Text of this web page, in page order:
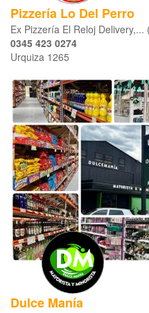
Pizzería Lo Del Perro
Ex Pizzería El Reloj Delivery,...
0345 423 0274
Urquiza 1265
Dulce Manía